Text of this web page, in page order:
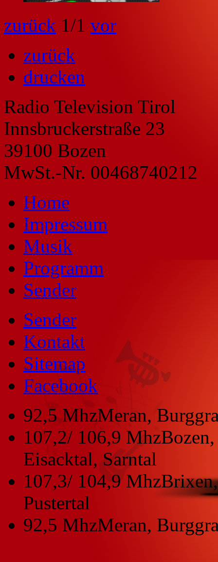
zurück 1/1 vor
zurück
drucken
Radio Television Tirol
Innsbruckerstraße 23
39100 Bozen
MwSt.-Nr. 00468740212
Home
Impressum
Musik
Programm
Sender
Sender
Kontakt
Sitemap
Facebook
92,5 MhzMeran,
107,2/ 106,9 Mhz
Eisacktal, Sarntal
107,3/ 104,9 Mhz
Pustertal
92,5 MhzMeran,